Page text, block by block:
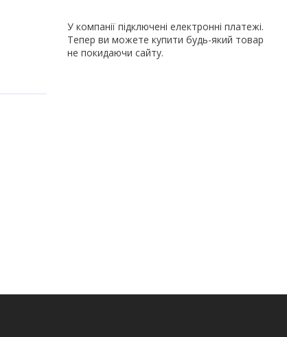
У компанії підключені електронні платежі.
Тепер ви можете купити будь-який товар
не покидаючи сайту.